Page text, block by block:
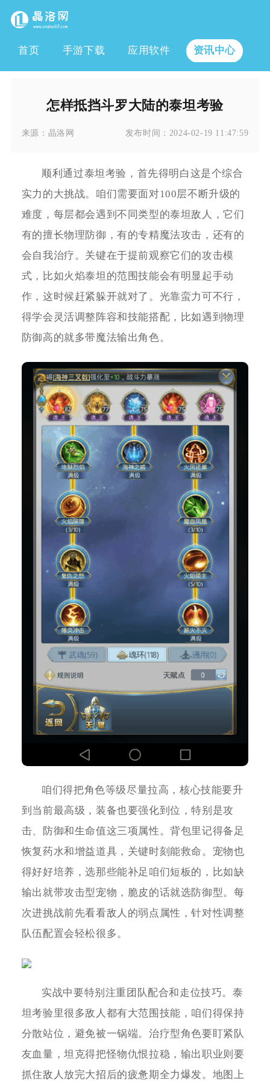
首页 手游下载 应用软件 资讯中心
怎样抵挡斗罗大陆的泰坦考验
来源： 晶洛网 发布时间： 2024-02-19 11:47:59
顺利通过泰坦考验，首先得明白这是个综合
实力的大挑战。咱们需要面对100层不断升级的
难度，每层都会遇到不同类型的泰坦敌人，它们
有的擅长物理防御，有的专精魔法攻击，还有的
会自我治疗。关键在于提前观察它们的攻击模
式，比如火焰泰坦的范围技能会有明显起手动
作，这时候赶紧躲开就对了。光靠蛮力可不行，
得学会灵活调整阵容和技能搭配，比如遇到物理
防御高的就多带魔法输出角色。
咱们得把角色等级尽量拉高，核心技能要升
到当前最高级，装备也要强化到位，特别是攻
击、防御和生命值这三项属性。背包里记得备足
恢复药水和增益道具，关键时刻能救命。宠物也
得好好培养，选那些能补足咱们短板的，比如缺
输出就带攻击型宠物，脆皮的话就选防御型。每
次进挑战前先看看敌人的弱点属性，针对性调整
队伍配置会轻松很多。
实战中要特别注重团队配合和走位技巧。泰
坦考验里很多敌人都有大范围技能，咱们得保持
分散站位，避免被一锅端。治疗型角色要盯紧队
友血量，坦克得把怪物仇恨拉稳，输出职业则要
抓住敌人放完大招后的疲惫期全力爆发。地图上